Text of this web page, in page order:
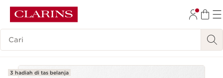
LEWATI KE KONTEN
Legenda Pencarian
3 hadiah di tas belanja